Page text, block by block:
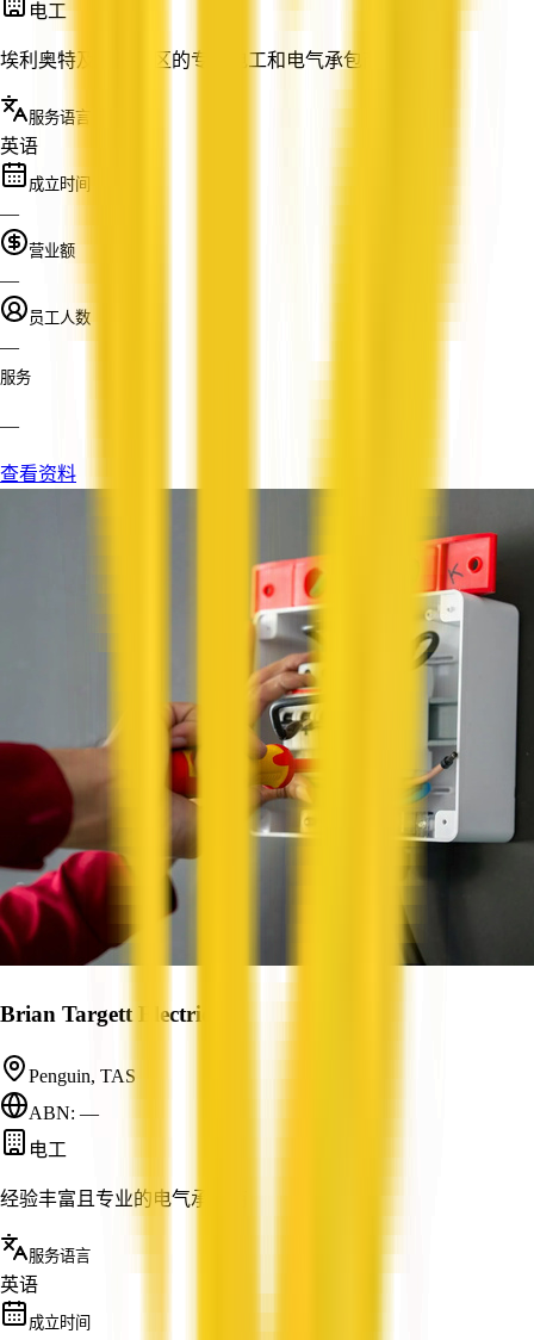
电工
埃利奥特及周边地区的专业电工和电气承包商
服务语言
英语
成立时间
—
营业额
—
员工人数
—
服务
—
查看资料
Brian Targett Electrical
Penguin, TAS
ABN: —
电工
经验丰富且专业的电气承包商
服务语言
英语
成立时间